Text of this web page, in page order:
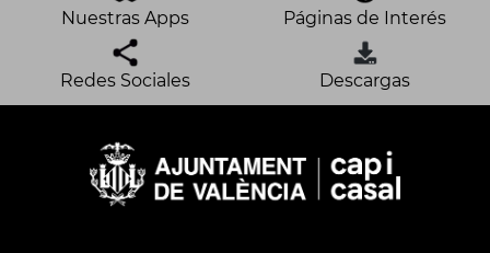
Nuestras Apps Páginas de Interés
Redes Sociales Descargas